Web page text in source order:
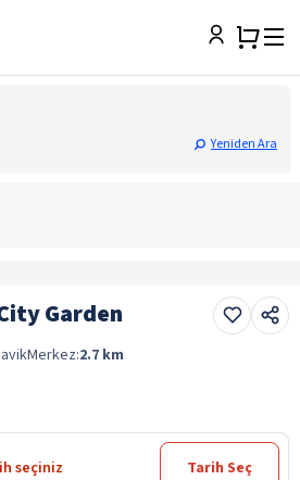
Yeniden Ara
Garden
Merkez:2.7 km
seçiniz Tarih Seç